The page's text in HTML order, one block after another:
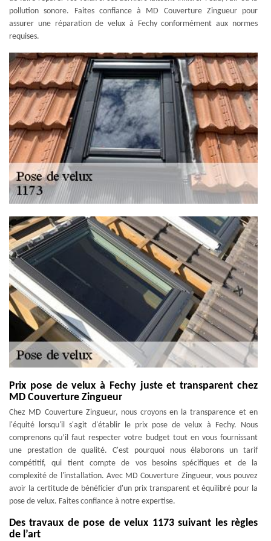
pollution sonore. Faites confiance à MD Couverture Zingueur pour
assurer une réparation de velux à Fechy conformément aux normes
requises.
Prix pose de velux à Fechy juste et transparent chez
MD Couverture Zingueur
Chez MD Couverture Zingueur, nous croyons en la transparence et en
l'équité lorsqu'il s'agit d'établir le prix pose de velux à Fechy. Nous
comprenons qu’il faut respecter votre budget tout en vous fournissant
une prestation de qualité. C'est pourquoi nous élaborons un tarif
compétitif, qui tient compte de vos besoins spécifiques et de la
complexité de l'installation. Avec MD Couverture Zingueur, vous pouvez
avoir la certitude de bénéficier d'un prix transparent et équilibré pour la
pose de velux. Faites confiance à notre expertise.
Des travaux de pose de velux 1173 suivant les règles
de l’art